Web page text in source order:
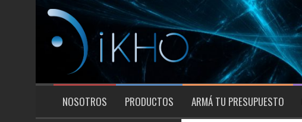
contenido
NOSOTROS PRODUCTOS ARMÁ TU PRESUPUESTO